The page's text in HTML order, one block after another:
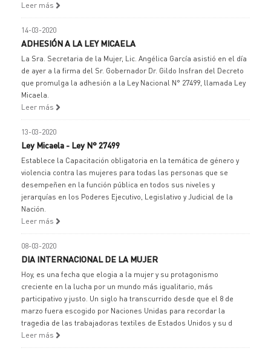
Leer más
14-03-2020
ADHESIÓN A LA LEY MICAELA
La Sra. Secretaria de la Mujer, Lic. Angélica García asistió en el día
de ayer a la firma del Sr. Gobernador Dr. Gildo Insfran del Decreto
que promulga la adhesión a la Ley Nacional N° 27499, llamada Ley
Micaela.
Leer más
13-03-2020
Ley Micaela - Ley N° 27499
Establece la Capacitación obligatoria en la temática de género y
violencia contra las mujeres para todas las personas que se
desempeñen en la función pública en todos sus niveles y
jerarquías en los Poderes Ejecutivo, Legislativo y Judicial de la
Nación.
Leer más
08-03-2020
DIA INTERNACIONAL DE LA MUJER
Hoy, es una fecha que elogia a la mujer y su protagonismo
creciente en la lucha por un mundo más igualitario, más
participativo y justo. Un siglo ha transcurrido desde que el 8 de
marzo fuera escogido por Naciones Unidas para recordar la
tragedia de las trabajadoras textiles de Estados Unidos y su d
Leer más